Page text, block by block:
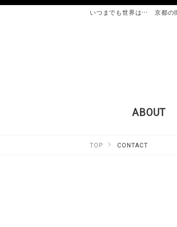
いつまでも世界は… 京都の
ABOUT
TOP CONTACT